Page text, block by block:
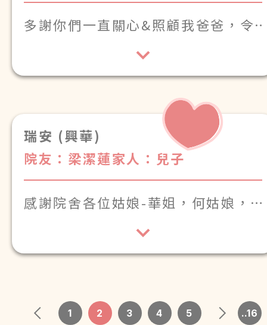
多謝你們一直關心&照顧我爸爸，令
佢每日都開心快樂！
感激你們的努力付出，期望以後都可
以保持這份照顧，令我爸爸開心過每
瑞安 (興華)
院友：梁潔蓮家人：兒子
感謝院舍各位姑娘-華姐，何姑娘，
翠姑娘，嚴姑娘，金姑娘及各位姑
娘，無言感激，令到母親有一個照顧
1 2 3 4 5 ..16